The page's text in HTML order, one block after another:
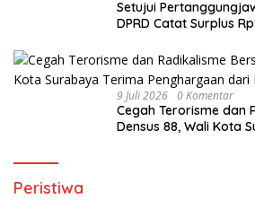
Setujui
DPRD Catat Surplus
9 Juli 2026 0 Komentar
Cegah Terorisme dan
Densus 88, Wali Kota
Peristiwa